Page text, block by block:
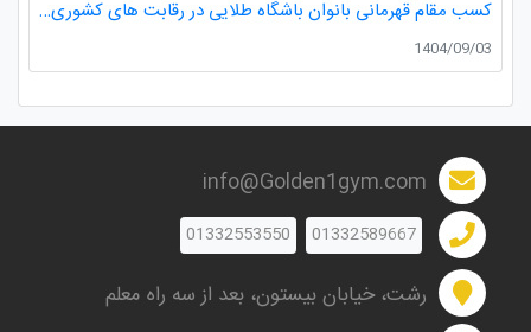
کسب مقام قهرمانی بانوان باشگاه طلایی در رقابت های کشوری کاراته
1404/09/03
info@Golden1gym.com
01332589667
01332553550
رشت، خیابان بیستون، بعد از سه راه معلم